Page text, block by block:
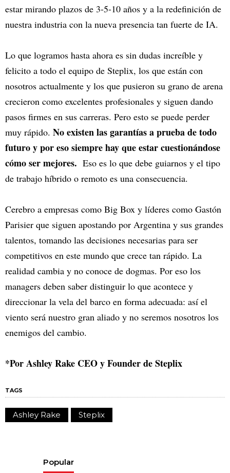
estar mirando plazos de 3-5-10 años y a la redefinición de
nuestra industria con la nueva presencia tan fuerte de IA.
Lo que logramos hasta ahora es sin dudas increíble y
felicito a todo el equipo de Steplix, los que están con
nosotros actualmente y los que pusieron su grano de arena
crecieron como excelentes profesionales y siguen dando
pasos firmes en sus carreras. Pero esto se puede perder
muy rápido. No existen las garantías a prueba de todo
futuro y por eso siempre hay que estar cuestionándose
cómo ser mejores. Eso es lo que debe guiarnos y el tipo
de trabajo híbrido o remoto es una consecuencia.
Cerebro a empresas como Big Box y líderes como Gastón
Parisier que siguen apostando por Argentina y sus grandes
talentos, tomando las decisiones necesarias para ser
competitivos en este mundo que crece tan rápido. La
realidad cambia y no conoce de dogmas. Por eso los
managers deben saber distinguir lo que acontece y
direccionar la vela del barco en forma adecuada: así el
viento será nuestro gran aliado y no seremos nosotros los
enemigos del cambio.
*Por Ashley Rake CEO y Founder de Steplix
TAGS
Ashley Rake Steplix
Popular